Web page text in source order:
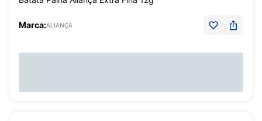
Marca:ALIANÇA